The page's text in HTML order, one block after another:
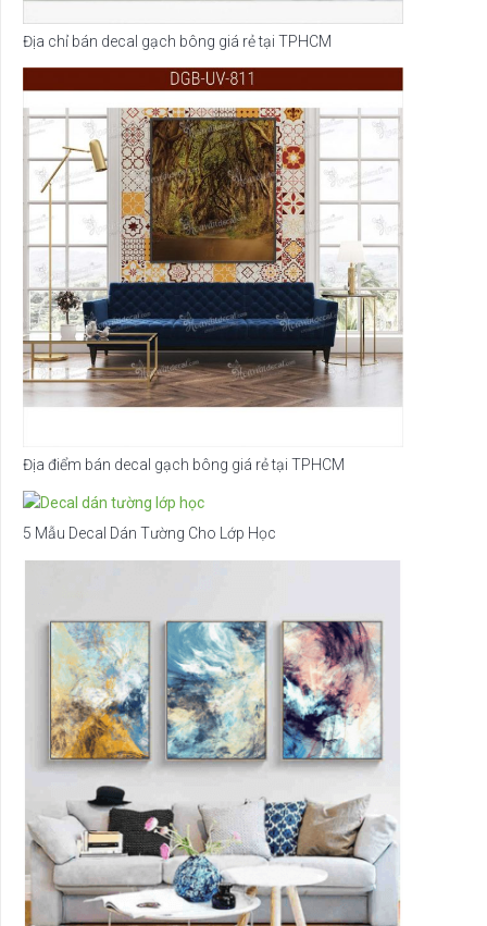
Địa chỉ bán decal gạch bông giá rẻ tại TPHCM
Địa điểm bán decal gạch bông giá rẻ tại TPHCM
5 Mẫu Decal Dán Tường Cho Lớp Học